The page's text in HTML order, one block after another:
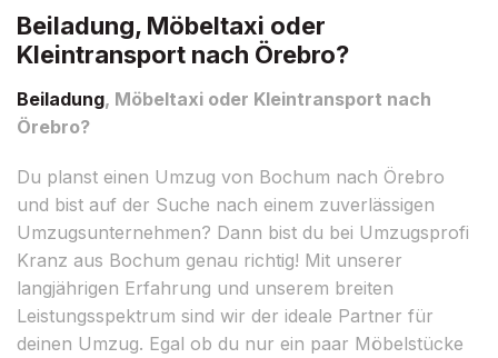
Beiladung, Möbeltaxi oder
Kleintransport nach Örebro?
Beiladung, Möbeltaxi oder Kleintransport nach
Örebro?
Du planst einen Umzug von Bochum nach Örebro
und bist auf der Suche nach einem zuverlässigen
Umzugsunternehmen? Dann bist du bei Umzugsprofi
Kranz aus Bochum genau richtig! Mit unserer
langjährigen Erfahrung und unserem breiten
Leistungsspektrum sind wir der ideale Partner für
deinen Umzug. Egal ob du nur ein paar Möbelstücke